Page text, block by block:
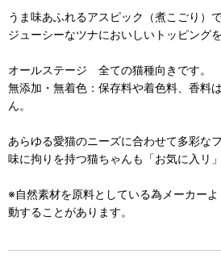
うま味あふれるアスピック（煮こごり）
ジューシーなツナにおいしいトッピング
オールステージ 全ての猫種向きです。
無添加・無着色：保存料や着色料、香料
ん。
あらゆる愛猫のニーズに合わせて多彩な
味に拘りを持つ猫ちゃんも「お気に入リ
※自然素材を原料としている為メーカー
動することがあります。